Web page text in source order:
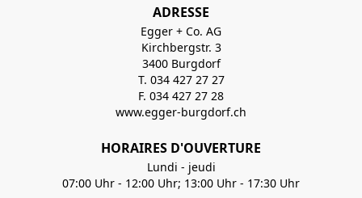
ADRESSE
Egger + Co. AG
Kirchbergstr. 3
3400 Burgdorf
T. 034 427 27 27
F. 034 427 27 28
www.egger-burgdorf.ch
HORAIRES D'OUVERTURE
Lundi - jeudi
07:00 Uhr - 12:00 Uhr; 13:00 Uhr - 17:30 Uhr